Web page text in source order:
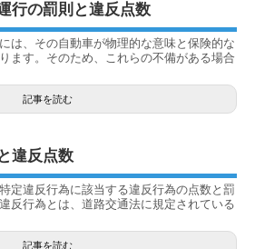
行の罰則と違反点数
は、その自動車が物理的な意味と保険的な
ます。そのため、これらの不備がある場合
記事を読む
違反点数
定違反行為に該当する違反行為の点数と罰
反行為とは、道路交通法に規定されている
記事を読む